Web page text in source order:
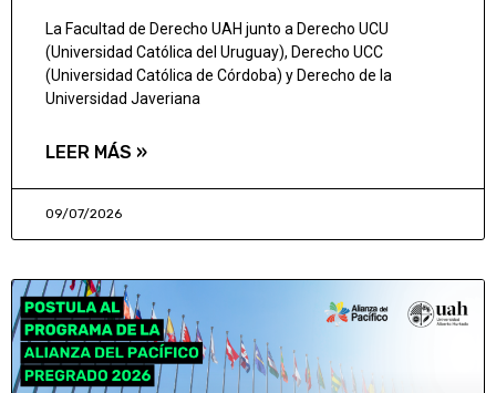
La Facultad de Derecho UAH junto a Derecho UCU
(Universidad Católica del Uruguay), Derecho UCC
(Universidad Católica de Córdoba) y Derecho de la
Universidad Javeriana
LEER MÁS »
09/07/2026